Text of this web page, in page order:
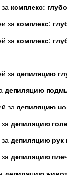
комплекс:
за комплекс:
за комплекс:
за депиляцию
депиляцию
за депиляцию
депиляцию
депиляцию рук
депиляцию